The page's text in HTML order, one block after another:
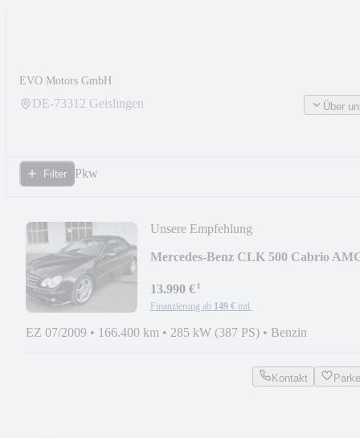
EVO Motors GmbH
DE-73312 Geislingen Über
Filter Pkw
Unsere Empfehlung
Mercedes-Benz CLK 500 Cabrio
13.990 €¹
Finanzierung ab 149 € mtl.
EZ 07/2009 • 166.400 km • 285 kW (387 PS) • Benzin
Kontakt